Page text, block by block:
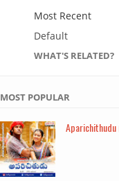
Most Recent
Default
WHAT'S RELATED?
MOST POPULAR